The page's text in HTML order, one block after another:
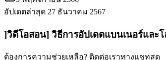
อัปเดตล่าสุด 27 ธันวาคม 2567
]วิดีโอสอน] วิธีการอัปเดตแบนเนอร์และ
ต้องการความช่วยเหลือ? ติดต่อเราทางแชทสด